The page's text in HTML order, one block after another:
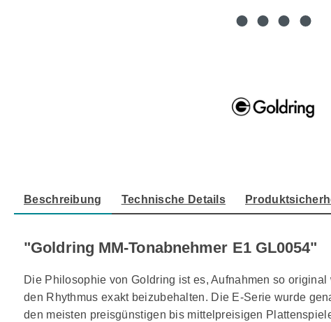
Beschreibung Technische Details
"Goldring MM-Tonabnehmer E1 GL0054"
Die Philosophie von Goldring ist es, Aufnahmen so
den Rhythmus exakt beizubehalten. Die E-Serie wurde
den meisten preisgünstigen bis mittelpreisigen